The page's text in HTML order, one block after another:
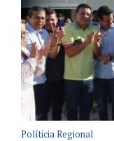
Políticia Regional